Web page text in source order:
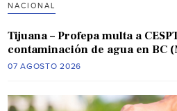
NACIONAL
Tijuana – Profepa multa a
contaminación de agua en BC
07 AGOSTO 2026